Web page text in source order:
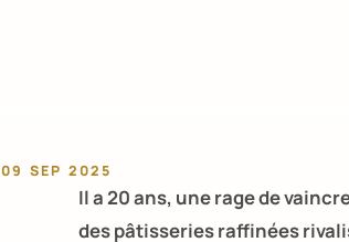
09 SEP 2025
Il a 20 ans, une rage de
des pâtisseries raffinées